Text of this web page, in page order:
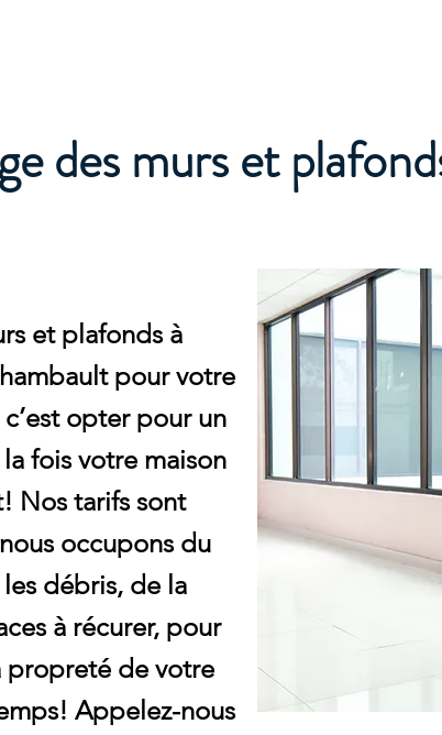
des murs et
et plafonds à
pour votre
opter pour un
fois votre maison
Nos tarifs sont
occupons du
débris, de la
à récurer, pour
propreté de votre
Appelez-nous